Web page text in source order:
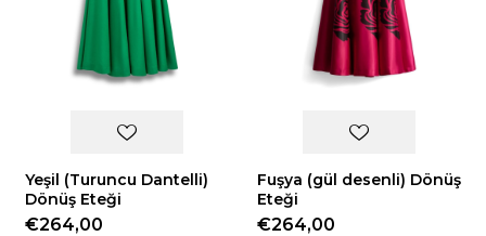
Yeşil (Turuncu Dantelli)
Dönüş Eteği
€264,00
Fuşya (gül desenli) Dönüş
Eteği
€264,00